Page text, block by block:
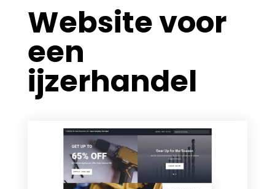
Website voor
een
ijzerhandel